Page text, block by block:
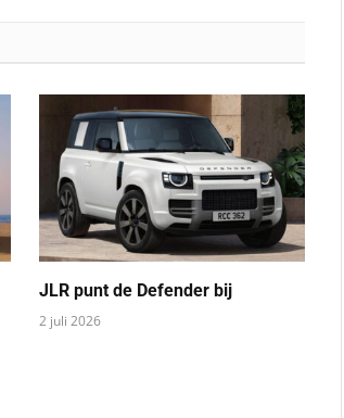
JLR punt de Defender bij
2 juli 2026